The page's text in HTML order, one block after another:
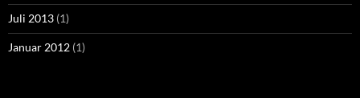
Juli 2013 (1)
Januar 2012 (1)